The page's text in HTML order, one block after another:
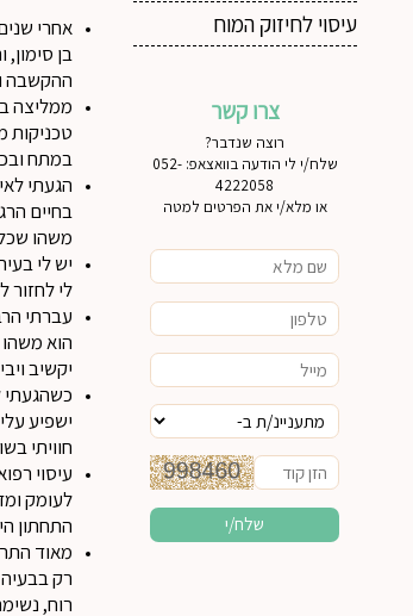
עיסוי לחיזוק המוח
צרו קשר
רוצה שנדבר?
שלח/י לי הודעה בוואצאפ: 052-
4222058
או מלא/י את הפרטים למטה
אחרי
בן
ההקשבה
ממליצה
טכניקות
במתח
הגעתי
בחיים
משהו
יש לי
לי
עברתי
הוא
יקשיב
כשהגעתי
ישפיע
חוויתי
עיסוי
לעומק
התחתון
מאוד
רק
רוח,